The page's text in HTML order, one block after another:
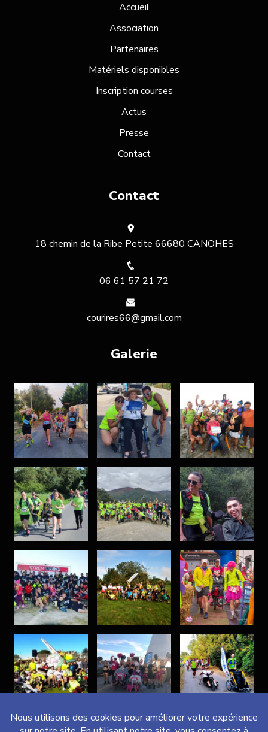
Accueil
Association
Partenaires
Matériels disponibles
Inscription courses
Actus
Presse
Contact
Contact
18 chemin de la Ribe Petite 66680 CANOHES
06 61 57 21 72
courires66@gmail.com
Galerie